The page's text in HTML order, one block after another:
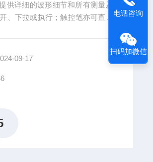
供详细的波形细节和所有测量及
、下拉或执行；触控笔亦可直接
09-17
电话咨询
扫码加微信